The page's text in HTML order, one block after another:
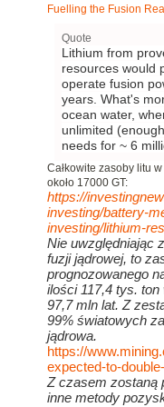
Fuelling the Fusion
Quote
Lithium from
resources would
operate fusion
years. What's
ocean water,
unlimited
needs for ~ 6
Całkowite zasoby litu
około 17000 GT:
https://
investing/battery-
investing/lithium-
Nie uwzględniając
fuzji jądrowej, to
prognozowanego
ilości 117,4 tys.
97,7 mln lat. Z
99% światowych
jądrowa.
https://
expected-to-
Z czasem zostaną
inne metody